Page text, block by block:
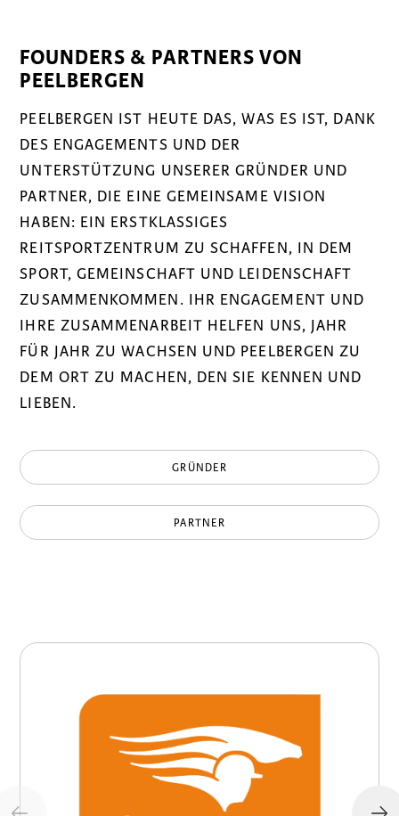
FOUNDERS & PARTNERS VON
PEELBERGEN
PEELBERGEN IST HEUTE DAS, WAS ES IST, DANK
DES ENGAGEMENTS UND DER
UNTERSTÜTZUNG UNSERER GRÜNDER UND
PARTNER, DIE EINE GEMEINSAME VISION
HABEN: EIN ERSTKLASSIGES
REITSPORTZENTRUM ZU SCHAFFEN, IN DEM
SPORT, GEMEINSCHAFT UND LEIDENSCHAFT
ZUSAMMENKOMMEN. IHR ENGAGEMENT UND
IHRE ZUSAMMENARBEIT HELFEN UNS, JAHR
FÜR JAHR ZU WACHSEN UND PEELBERGEN ZU
DEM ORT ZU MACHEN, DEN SIE KENNEN UND
LIEBEN.
GRÜNDER
PARTNER